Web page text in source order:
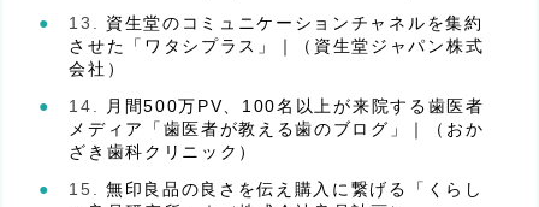
資生堂のコミュニケーションチャネルを集約
させた「ワタシプラス」｜（資生堂ジャパン株式
会社）
月間500万PV、100名以上が来院する歯医者
メディア「歯医者が教える歯のブログ」｜（おか
ざき歯科クリニック）
無印良品の良さを伝え購入に繋げる「くらし